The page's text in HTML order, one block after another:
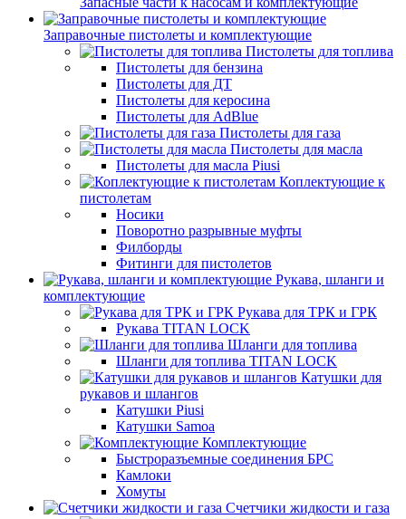
Заправочные пистолеты и комплектующие
Пистолеты для топлива
Пистолеты для бензина
Пистолеты для ДТ
Пистолеты для керосина
Пистолеты для AdBlue
Пистолеты для газа
Пистолеты для масла
Пистолеты для масла Piusi
Коплектующие к
пистолетам
Носики
Поворотно разрывные муфты
Филборды
Фитинги для пистолетов
Рукава, шланги и
комплектующие
Рукава для ТРК и ГРК
Рукава TITAN LOCK
Шланги для топлива
Шланги для топлива TITAN LOCK
Катушки для
рукавов и шлангов
Катушки Piusi
Катушки Samoa
Комплектующие
Быстроразъемные соединения БРС
Камлоки
Хомуты
Счетчики жидкости и газа